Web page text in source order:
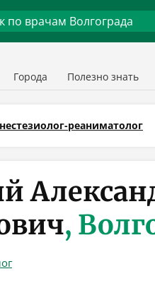
Города Полезно знать
реаниматолог
,